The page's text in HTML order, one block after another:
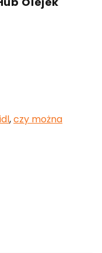
,czy można